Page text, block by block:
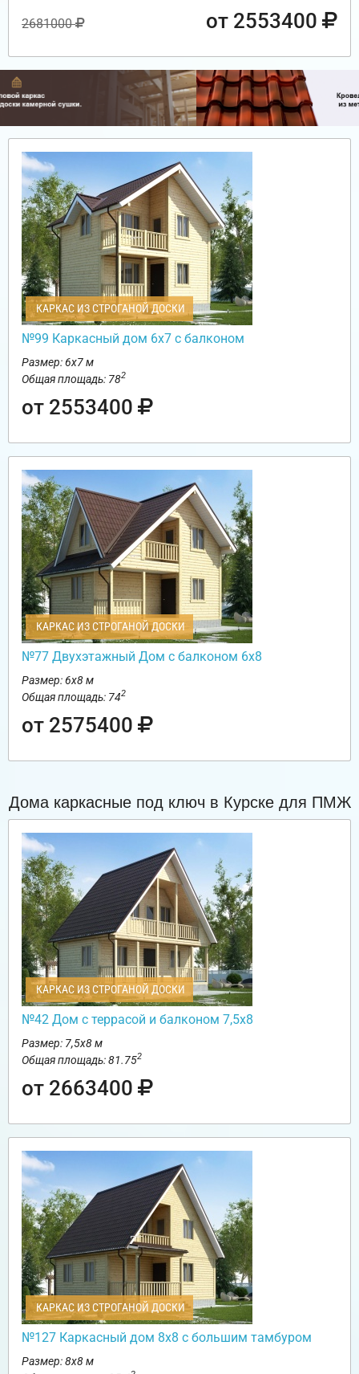
2681000 от 2553400
КАРКАС ИЗ СТРОГАНОЙ ДОСКИ
№99 Каркасный дом 6х7 с балконом
Размер: 6х7 м
Общая площадь: 782
от 2553400
КАРКАС ИЗ СТРОГАНОЙ ДОСКИ
№77 Двухэтажный Дом с балконом 6х8
Размер: 6х8 м
Общая площадь: 742
от 2575400
Дома каркасные под ключ в Курске для ПМЖ
КАРКАС ИЗ СТРОГАНОЙ ДОСКИ
№42 Дом с террасой и балконом 7,5х8
Размер: 7,5х8 м
Общая площадь: 81.752
от 2663400
КАРКАС ИЗ СТРОГАНОЙ ДОСКИ
№127 Каркасный дом 8х8 с большим тамбуром
Размер: 8х8 м